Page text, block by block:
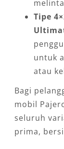
Tipe
untuk
atau
Bagi
mobil
seluruh
prima,